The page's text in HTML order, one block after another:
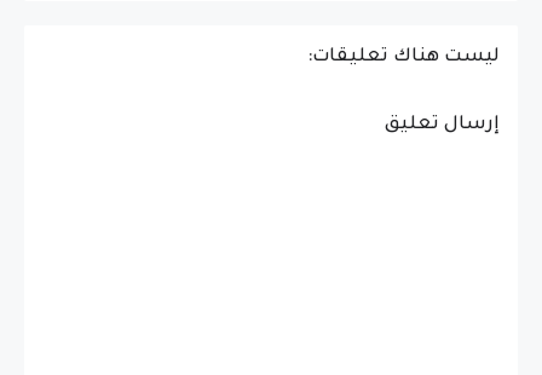
ليست هناك تعليقات:
إرسال تعليق